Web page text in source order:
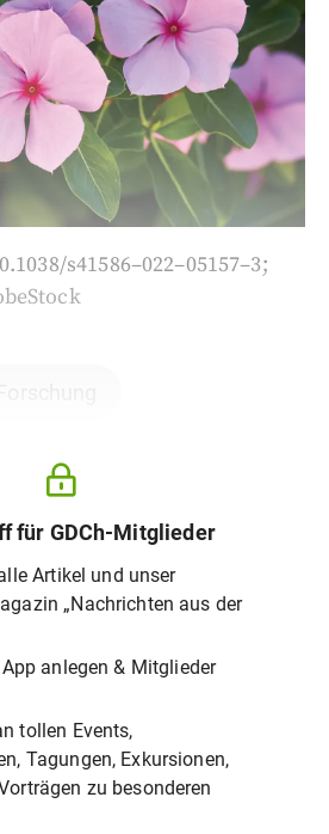
s41586–022–05157–3;
für GDCh-Mitglieder
Artikel und unser
„Nachrichten aus der
anlegen & Mitglieder
tollen Events,
Tagungen, Exkursionen,
zu besonderen